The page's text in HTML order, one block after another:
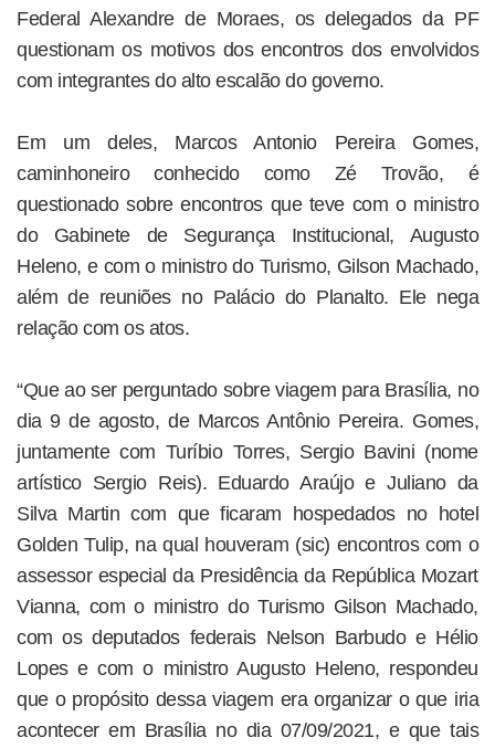
Federal Alexandre de Moraes, os delegados da PF
questionam os motivos dos encontros dos envolvidos
com integrantes do alto escalão do governo.
Em um deles, Marcos Antonio Pereira Gomes,
caminhoneiro conhecido como Zé Trovão, é
questionado sobre encontros que teve com o ministro
do Gabinete de Segurança Institucional, Augusto
Heleno, e com o ministro do Turismo, Gilson Machado,
além de reuniões no Palácio do Planalto. Ele nega
relação com os atos.
“Que ao ser perguntado sobre viagem para Brasília, no
dia 9 de agosto, de Marcos Antônio Pereira. Gomes,
juntamente com Turíbio Torres, Sergio Bavini (nome
artístico Sergio Reis). Eduardo Araújo e Juliano da
Silva Martin com que ficaram hospedados no hotel
Golden Tulip, na qual houveram (sic) encontros com o
assessor especial da Presidência da República Mozart
Vianna, com o ministro do Turismo Gilson Machado,
com os deputados federais Nelson Barbudo e Hélio
Lopes e com o ministro Augusto Heleno, respondeu
que o propósito dessa viagem era organizar o que iria
acontecer em Brasília no dia 07/09/2021, e que tais